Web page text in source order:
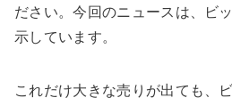
ださい。今回のニュースは、ビ
示しています。
これだけ大きな売りが出ても、